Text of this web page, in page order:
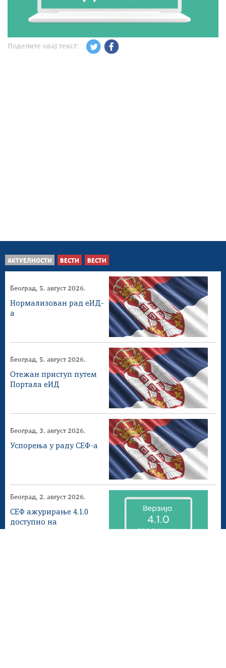
Поделите овај текст:
АКТУЕЛНОСТИ ВЕСТИ ВЕСТИ
Београд, 5. август 2026.
Нормализован рад еИД-
а
Београд, 5. август 2026.
Отежан приступ путем
Портала еИД
Београд, 3. август 2026.
Успорења у раду СЕФ-а
Београд, 2. август 2026.
СЕФ ажурирање 4.1.0
доступнo на